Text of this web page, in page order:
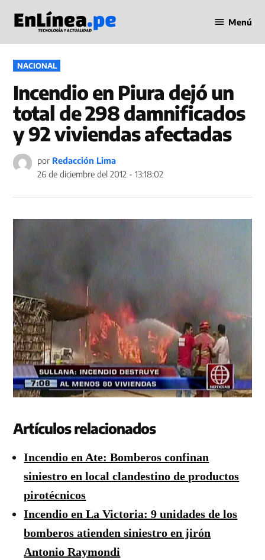
contenido
en Línea
Menú
PUBLICADO
EN
NACIONAL
Incendio en Piura dejó un
total de 298 damnificados
y 92 viviendas afectadas
por Redacción Lima
26 de diciembre del 2012 - 13:18:02
Artículos relacionados
Incendio en Ate: Bomberos confinan
siniestro en local clandestino de productos
pirotécnicos
Incendio en La Victoria: 9 unidades de los
bomberos atienden siniestro en jirón
Antonio Raymondi